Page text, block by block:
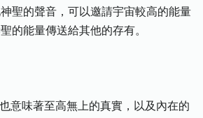
聖的聲音，可以邀請宇宙較高的能量
的能量傳送給其他的存有。
意味著至高無上的真實，以及內在的